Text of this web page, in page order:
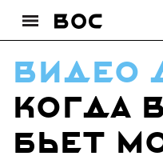
видео
Когда
бьет